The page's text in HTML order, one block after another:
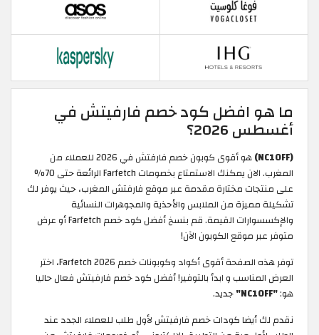
ما هو افضل كود خصم فارفيتش في
أغسطس 2026؟
(NC10FF)
هو أقوى كوبون خصم فارفتش في 2026 للعملاء من
المغرب. الان يمكنك الاستمتاع بخصومات Farfetch الرائعة حتى 70%
على منتجات مختارة مقدمة عبر موقع فارفتش المغرب، حيث يوفر لك
تشكيلة مميزة من الملابس والأحذية والمجوهرات النسائية
والإكسسوارات القيمة. قم بنسخ أفضل كود خصم Farfetch أو عرض
متوفر عبر موقع الكوبون الآن!
توفر هذه الصفحة أقوى أكواد وكوبونات خصم Farfetch 2026، اختر
العرض المناسب و ابدأ بالتوفير! أفضل كود خصم فارفيتش فعال حاليا
هو:"NC10FF"
جديد.
نقدم لك أيضا كودات خصم فارفيتش لأول طلب للعملاء الجدد عند